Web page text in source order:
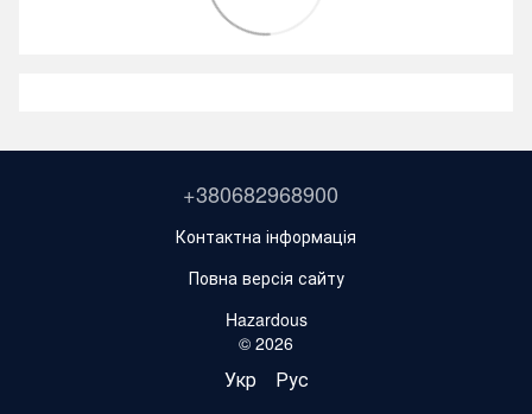
+380682968900
Контактна інформація
Повна версія сайту
Hazardous
© 2026
Укр Рус